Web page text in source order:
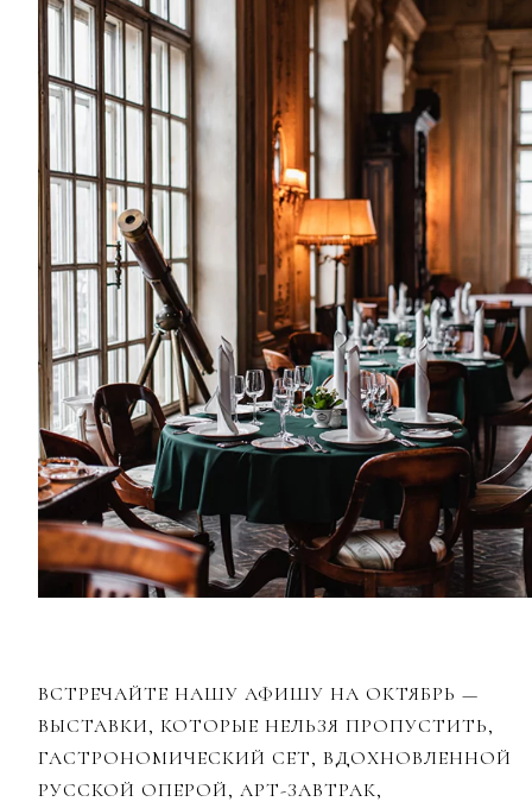
ВСТРЕЧАЙТЕ НАШУ АФИШУ НА ОКТЯБРЬ —
ВЫСТАВКИ, КОТОРЫЕ НЕЛЬЗЯ ПРОПУСТИТЬ,
ГАСТРОНОМИЧЕСКИЙ СЕТ, ВДОХНОВЛЕННОЙ
РУССКОЙ ОПЕРОЙ, АРТ-ЗАВТРАК,